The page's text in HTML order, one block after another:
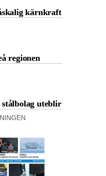
kärnkraft
regionen
uteblir